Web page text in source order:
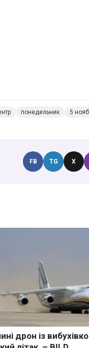
понедельник
5
FB TG X